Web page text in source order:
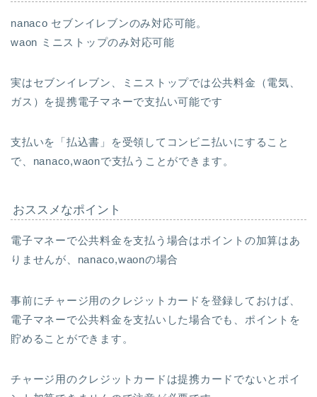
nanaco セブンイレブンのみ対応可能。
waon ミニストップのみ対応可能
実はセブンイレブン、ミニストップでは公共料金（電気、
ガス）を提携電子マネーで支払い可能です
支払いを「払込書」を受領してコンビニ払いにすること
で、nanaco,waonで支払うことができます。
おススメなポイント
電子マネーで公共料金を支払う場合はポイントの加算はあ
りませんが、nanaco,waonの場合
事前にチャージ用のクレジットカードを登録しておけば、
電子マネーで公共料金を支払いした場合でも、ポイントを
貯めることができます。
チャージ用のクレジットカードは提携カードでないとポイ